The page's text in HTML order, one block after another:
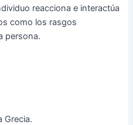
reacciona e interactúa
como los rasgos
persona.
Grecia.